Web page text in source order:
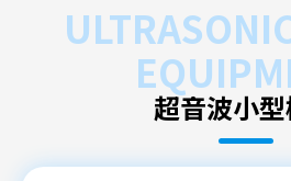
超音波小